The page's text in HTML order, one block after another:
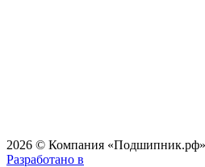
2026 © Компания «Подшипник.рф»
Разработано в